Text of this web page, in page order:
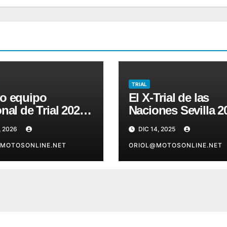
equipo
de Trial 2026:
son los pilotos
2026
TRIAL
El X-Trial de las
Naciones Sevilla
lanza susentradas
precios especiales
hasta el 6 deenero
DIC 14, 2025
ORIOL@MOTOSONLINE.NET